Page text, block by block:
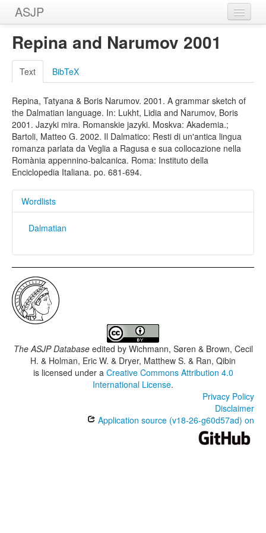
ASJP
Home
Wordlists
Meanings
Sources
Repina and Narumov 2001
Text BibTeX
Repina, Tatyana & Boris Narumov. 2001. A grammar sketch of
the Dalmatian language. In: Lukht, Lidia and Narumov, Boris
2001. Jazyki mira. Romanskie jazyki. Moskva: Akademia.;
Bartoli, Matteo G. 2002. Il Dalmatico: Resti di un'antica lingua
romanza parlata da Veglia a Ragusa e sua collocazione nella
Romània appennino-balcanica. Roma: Instituto della
Enciclopedia Italiana. po. 681-694.
Wordlists
Dalmatian
The ASJP Databaseedited by Wichmann, Søren & Brown, Cecil
H. & Holman, Eric W. & Dryer, Matthew S. & Ran, Qibin
is licensed under a Creative Commons Attribution 4.0
International License.
Privacy Policy
Disclaimer
Application source (v18-26-g60d57ad) on